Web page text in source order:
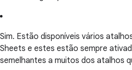
Sim. Estão disponíveis vários
Sheets e estes estão sempre
semelhantes a muitos dos atalhos